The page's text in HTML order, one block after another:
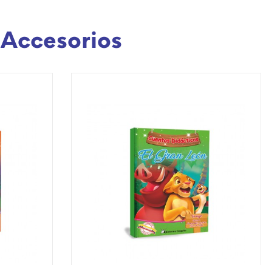
Accesorios